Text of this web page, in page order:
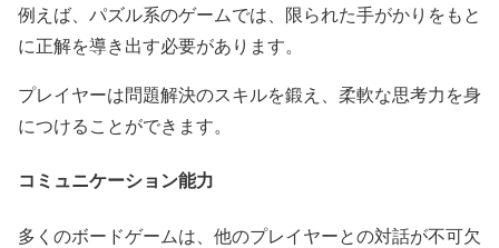
例えば、パズル系のゲームでは、限られた手がかりをもと
に正解を導き出す必要があります。
プレイヤーは問題解決のスキルを鍛え、柔軟な思考力を身
につけることができます。
コミュニケーション能力
多くのボードゲームは、他のプレイヤーとの対話が不可欠